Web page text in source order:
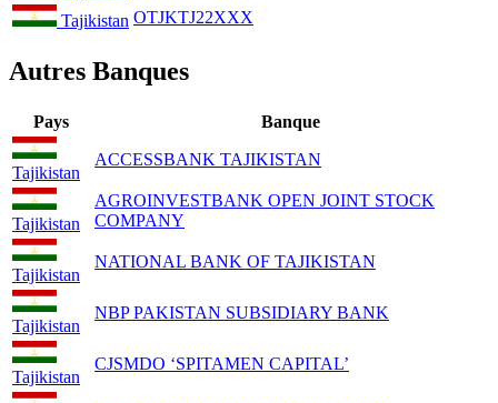
Tajikistan OTJKTJ22XXX
Autres Banques
Pays Banque
Tajikistan
ACCESSBANK TAJIKISTAN
Tajikistan
AGROINVESTBANK OPEN JOINT STOCK
COMPANY
Tajikistan
NATIONAL BANK OF TAJIKISTAN
Tajikistan
NBP PAKISTAN SUBSIDIARY BANK
Tajikistan
CJSMDO ‘SPITAMEN CAPITAL’